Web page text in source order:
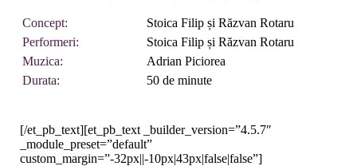
Concept:
Stoica Filip și Răzvan Rotaru
Performeri:
Stoica Filip și Răzvan Rotaru
Muzica:
Adrian Piciorea
Durata:
50 de minute
[/et_pb_text][et_pb_text _builder_version=”4.5.7″
_module_preset=”default”
custom_margin=”-32px||-10px|43px|false|false”]